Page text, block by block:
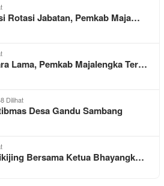
Rotasi Jabatan, Pemkab Maja…
Lama, Pemkab Majalengka Ter…
Dilihat
Desa Gandu Sambang
Bersama Ketua Bhayangk…